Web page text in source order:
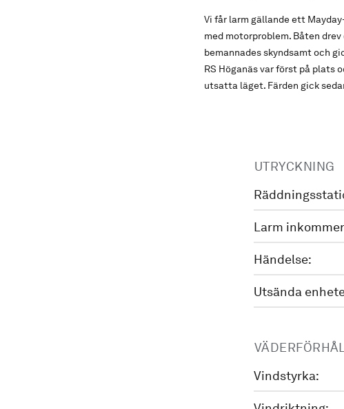
Vi får larm gällande ett
med motorproblem. Båten
bemannades skyndsamt och
RS Höganäs var först på plats
utsatta läget. Färden gick
UTRYCKNING
Larm
Händelse:
Utsända
Vindstyrka: